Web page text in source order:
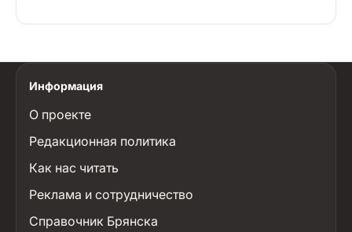
Информация
О проекте
Редакционная политика
Как нас читать
Реклама и сотрудничество
Справочник Брянска